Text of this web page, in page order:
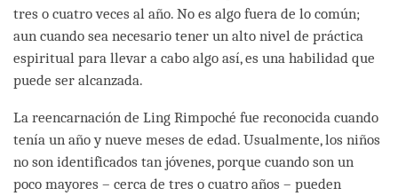
tres o cuatro veces al año. No es algo fuera de lo común;
aun cuando sea necesario tener un alto nivel de práctica
espiritual para llevar a cabo algo así, es una habilidad que
puede ser alcanzada.
La reencarnación de Ling Rimpoché fue reconocida cuando
tenía un año y nueve meses de edad. Usualmente, los niños
no son identificados tan jóvenes, porque cuando son un
poco mayores – cerca de tres o cuatro años – pueden